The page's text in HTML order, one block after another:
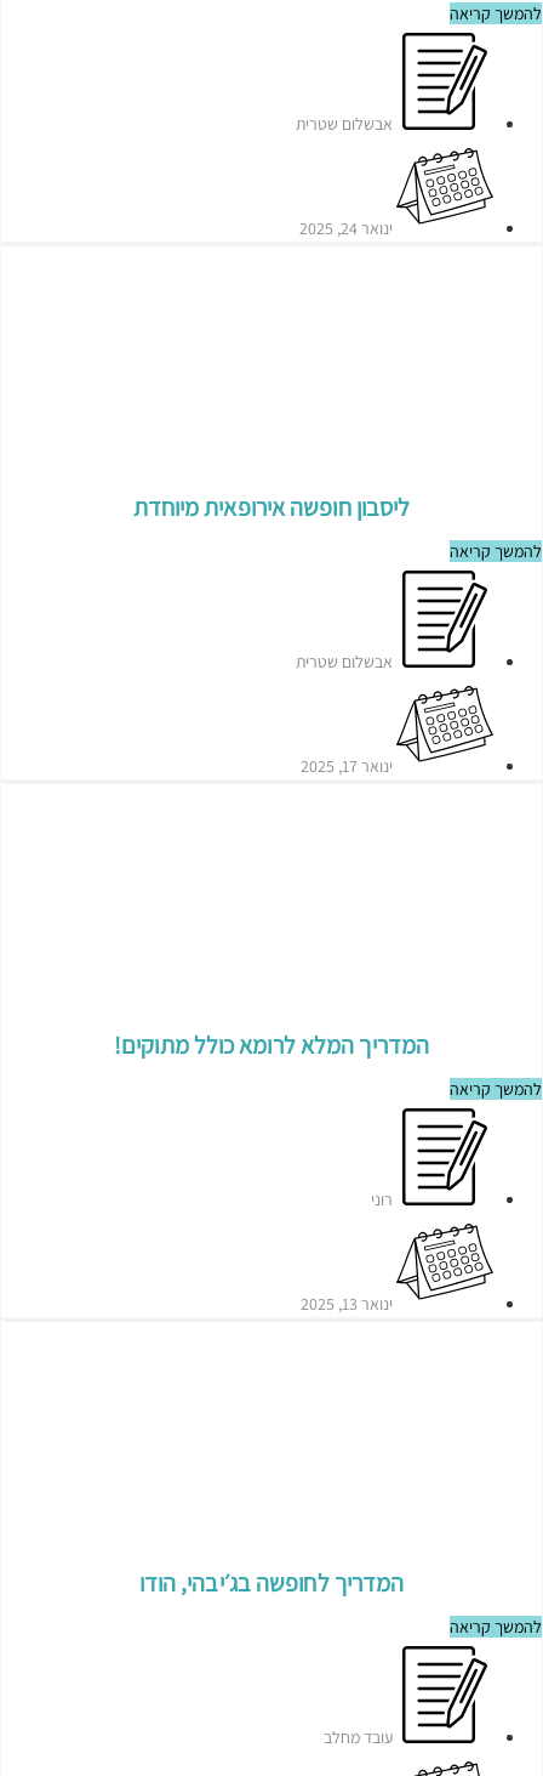
להמשך קריאה
אבשלום שטרית
ינואר 24, 2025
ליסבון חופשה אירופאית מיוחדת
להמשך קריאה
אבשלום שטרית
ינואר 17, 2025
המדריך המלא לרומא כולל מתוקים!
להמשך קריאה
רוני
ינואר 13, 2025
המדריך לחופשה בג׳יבהי, הודו
להמשך קריאה
עובד מחלב